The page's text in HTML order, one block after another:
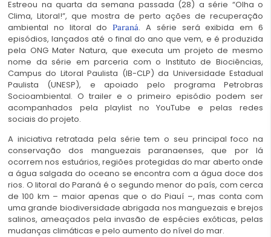
Estreou na quarta da semana passada (28) a série “Olha o
Clima, Litoral!”, que mostra de perto ações de recuperação
ambiental no litoral doParaná. A série será exibida em 6
episódios, lançados até o final do ano que vem, e é produzida
pela ONG Mater Natura, que executa um projeto de mesmo
nome da série em parceria com o Instituto de Biociências,
Campus do Litoral Paulista (IB-CLP) da Universidade Estadual
Paulista (UNESP), e apoiado pelo programa Petrobras
Socioambiental. O trailer e o primeiro episódio podem ser
acompanhados pela playlist no YouTube e pelas redes
sociais do projeto.
A iniciativa retratada pela série tem o seu principal foco na
conservação dos manguezais paranaenses, que por lá
ocorrem nos estuários, regiões protegidas do mar aberto onde
a água salgada do oceano se encontra com a água doce dos
rios. O litoral do Paraná é o segundo menor do país, com cerca
de 100 km – maior apenas que o do Piauí –, mas conta com
uma grande biodiversidade abrigada nos manguezais e brejos
salinos, ameaçados pela invasão de espécies exóticas, pelas
mudanças climáticas e pelo aumento do nível do mar.